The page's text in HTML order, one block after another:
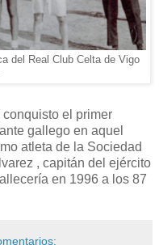
del Real Club Celta de Vigo
el primer
gallego en aquel
atleta de la Sociedad
, capitán del ejército
en 1996 a los 87